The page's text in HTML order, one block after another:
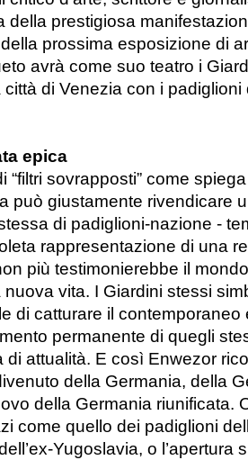
della prestigiosa
prossima esposizione di
avrà come suo teatro i
città di Venezia con i
epica
“filtri sovrapposti” come
può giustamente rivendicare
di padiglioni-nazione -
rappresentazione di una
più testimonierebbe il
vita. I Giardini stessi
di catturare il contemporaneo
permanente di quegli
di attualità. E così Enwezor
della Germania, della
della Germania riunificata.
come quello dei padiglioni
Yugoslavia, o l’apertura